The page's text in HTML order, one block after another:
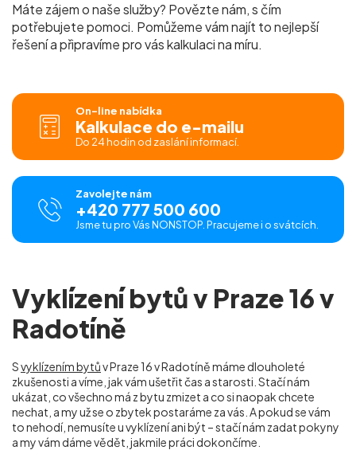
Máte zájem o naše služby? Povězte nám, s čím
potřebujete pomoci. Pomůžeme vám najít to nejlepší
řešení a připravíme pro vás kalkulaci na míru.
On-line nabídka
Kalkulace do e-mailu
Do 24 hodin od zaslání informací.
Zavolejte nám
+420 777 500 600
Jsme tu pro Vás NONSTOP. Pracujeme i o svátcích.
Vyklízení bytů v Praze 16 v
Radotíně
Svyklízením bytův Praze 16 v Radotíně máme dlouholeté
zkušenosti a víme, jak vám ušetřit čas a starosti. Stačí nám
ukázat, co všechno má z bytu zmizet a co si naopak chcete
nechat, a my už se o zbytek postaráme za vás. A pokud se vám
to nehodí, nemusíte u vyklízení ani být – stačí nám zadat pokyny
a my vám dáme vědět, jakmile práci dokončíme.